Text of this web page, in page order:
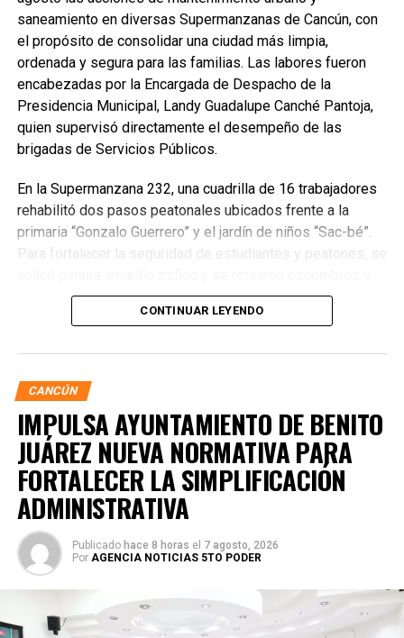
saneamiento en diversas Supermanzanas de Cancún, con
el propósito de consolidar una ciudad más limpia,
ordenada y segura para las familias. Las labores fueron
encabezadas por la Encargada de Despacho de la
Presidencia Municipal, Landy Guadalupe Canché Pantoja,
quien supervisó directamente el desempeño de las
brigadas de Servicios Públicos.
En la Supermanzana 232, una cuadrilla de 16 trabajadores
rehabilitó dos pasos peatonales ubicados frente a la
primaria “Gonzalo Guerrero” y el jardín de niños “Sac-bé”.
Para fortalecer la seguridad de estudiantes y peatones, se
residuos vegetales acumulados en la zona. Estas
acciones buscan garantizar entornos escolares más
Posteriormente, en la Supermanzana 238, se atendió la
CONTINUAR LEYENDO
CANCÚN
IMPULSA AYUNTAMIENTO DE BENITO
JUÁREZ NUEVA NORMATIVA PARA
FORTALECER LA SIMPLIFICACIÓN
ADMINISTRATIVA
Publicado hace 8 horas el 7 agosto, 2026
Por AGENCIA NOTICIAS 5TO PODER